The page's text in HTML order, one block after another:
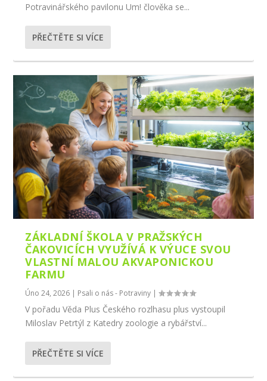
Potravinářského pavilonu Um! člověka se...
PŘEČTĚTE SI VÍCE
ZÁKLADNÍ ŠKOLA V PRAŽSKÝCH
ČAKOVICÍCH VYUŽÍVÁ K VÝUCE SVOU
VLASTNÍ MALOU AKVAPONICKOU
FARMU
Úno 24, 2026 | Psali o nás - Potraviny |
V pořadu Věda Plus Českého rozlhasu plus vystoupil
Miloslav Petrtýl z Katedry zoologie a rybářství...
PŘEČTĚTE SI VÍCE